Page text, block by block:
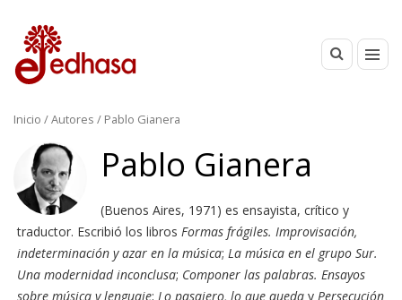
Inicio / Autores / Pablo Gianera
Pablo Gianera
(Buenos Aires, 1971) es ensayista, crítico y
traductor. Escribió los libros Formas frágiles. Improvisación,
indeterminación y azar en la música; La música en el grupo Sur.
Una modernidad inconclusa; Componer las palabras. Ensayos
sobre música y lenguaje; Lo pasajero, lo que queda y Persecución